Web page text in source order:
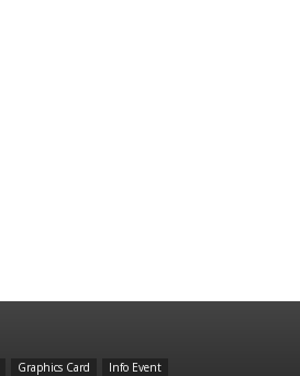
Graphics Card Info Event